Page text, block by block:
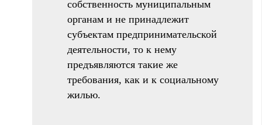
собственность муниципальным
органам и не принадлежит
субъектам предпринимательской
деятельности, то к нему
предъявляются такие же
требования, как и к социальному
жилью.